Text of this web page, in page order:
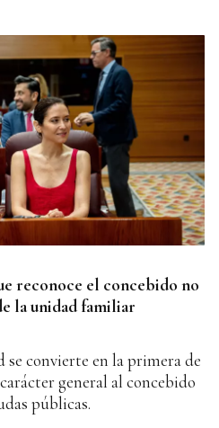
reconoce el concebido no
la unidad familiar
convierte en la primera de
general al concebido
públicas.